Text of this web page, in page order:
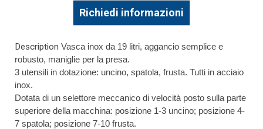
Richiedi informazioni
Description Vasca inox da 19 litri, aggancio semplice e
robusto, maniglie per la presa.
3 utensili in dotazione: uncino, spatola, frusta. Tutti in acciaio
inox.
Dotata di un selettore meccanico di velocità posto sulla parte
superiore della macchina: posizione 1-3 uncino; posizione 4-
7 spatola; posizione 7-10 frusta.